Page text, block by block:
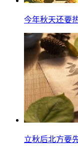
今年秋天还要
立秋后北方要